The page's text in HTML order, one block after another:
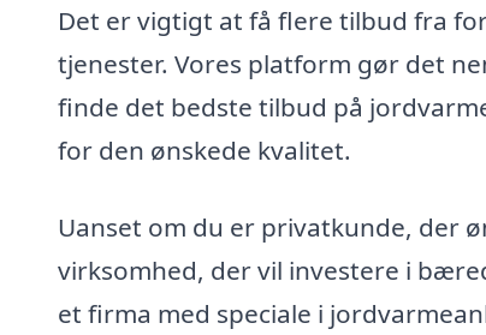
Det er vigtigt at få flere tilbud fra
tjenester. Vores platform gør det
finde det bedste tilbud på
for den ønskede kvalitet.
Uanset om du er privatkunde, der
virksomhed, der vil investere i
et firma med speciale i